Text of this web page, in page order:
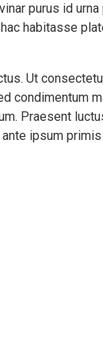
purus id
habitasse
Ut
Praesent
ipsum